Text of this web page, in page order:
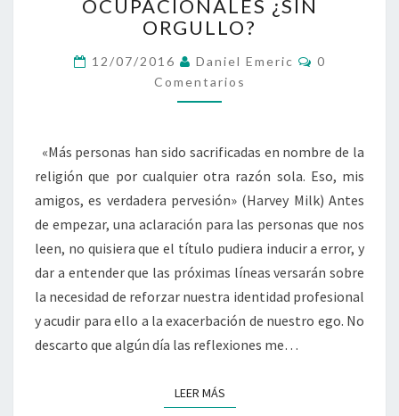
¿SIN
ORGULLO?
OCUPACIONALES ¿SIN
ORGULLO?
12/07/2016 Daniel Emeric
0
Comentarios
«Más personas han sido sacrificadas en nombre de la
religión que por cualquier otra razón sola. Eso, mis
amigos, es verdadera pervesión» (Harvey Milk) Antes
de empezar, una aclaración para las personas que nos
leen, no quisiera que el título pudiera inducir a error, y
dar a entender que las próximas líneas versarán sobre
la necesidad de reforzar nuestra identidad profesional
y acudir para ello a la exacerbación de nuestro ego. No
descarto que algún día las reflexiones me…
LEER MÁSLEER MÁS